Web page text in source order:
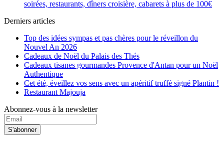
soirées, restaurants, dîners croisière, cabarets à plus de 100€
Derniers articles
Top des idées sympas et pas chères pour le réveillon du
Nouvel An 2026
Cadeaux de Noël du Palais des Thés
Cadeaux tisanes gourmandes Provence d'Antan pour un Noël
Authentique
Cet été, éveillez vos sens avec un apéritif truffé signé Plantin !
Restaurant Majouja
Abonnez-vous à la newsletter
S'abonner